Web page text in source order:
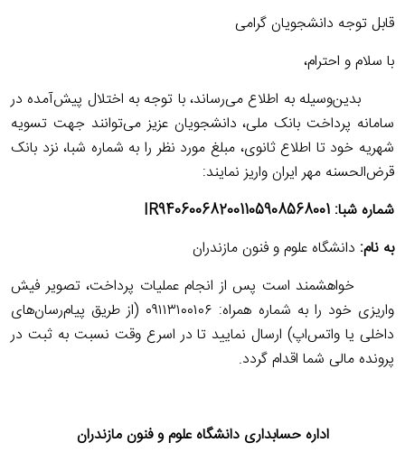
قابل توجه دانشجویان گرامی
با سلام و احترام،
بدین‌وسیله به اطلاع می‌رساند، با توجه به اختلال پیش‌آمده در
سامانه پرداخت بانک ملی، دانشجویان عزیز می‌توانند جهت تسویه
شهریه خود تا اطلاع ثانوی، مبلغ مورد نظر را به شماره شبا، نزد بانک
قرض‌الحسنه مهر ایران واریز نمایند:
شماره شبا: IR940600682001105908568001
به نام: دانشگاه علوم و فنون مازندران
خواهشمند است پس از انجام عملیات پرداخت، تصویر فیش
واریزی خود را به شماره همراه: ۰۹۱۱۳۱۰۰۱۰۶ (از طریق پیام‌رسان‌های
داخلی یا واتس‌اپ) ارسال نمایید تا در اسرع وقت نسبت به ثبت در
پرونده مالی شما اقدام گردد.
اداره حسابداری دانشگاه علوم و فنون مازندران